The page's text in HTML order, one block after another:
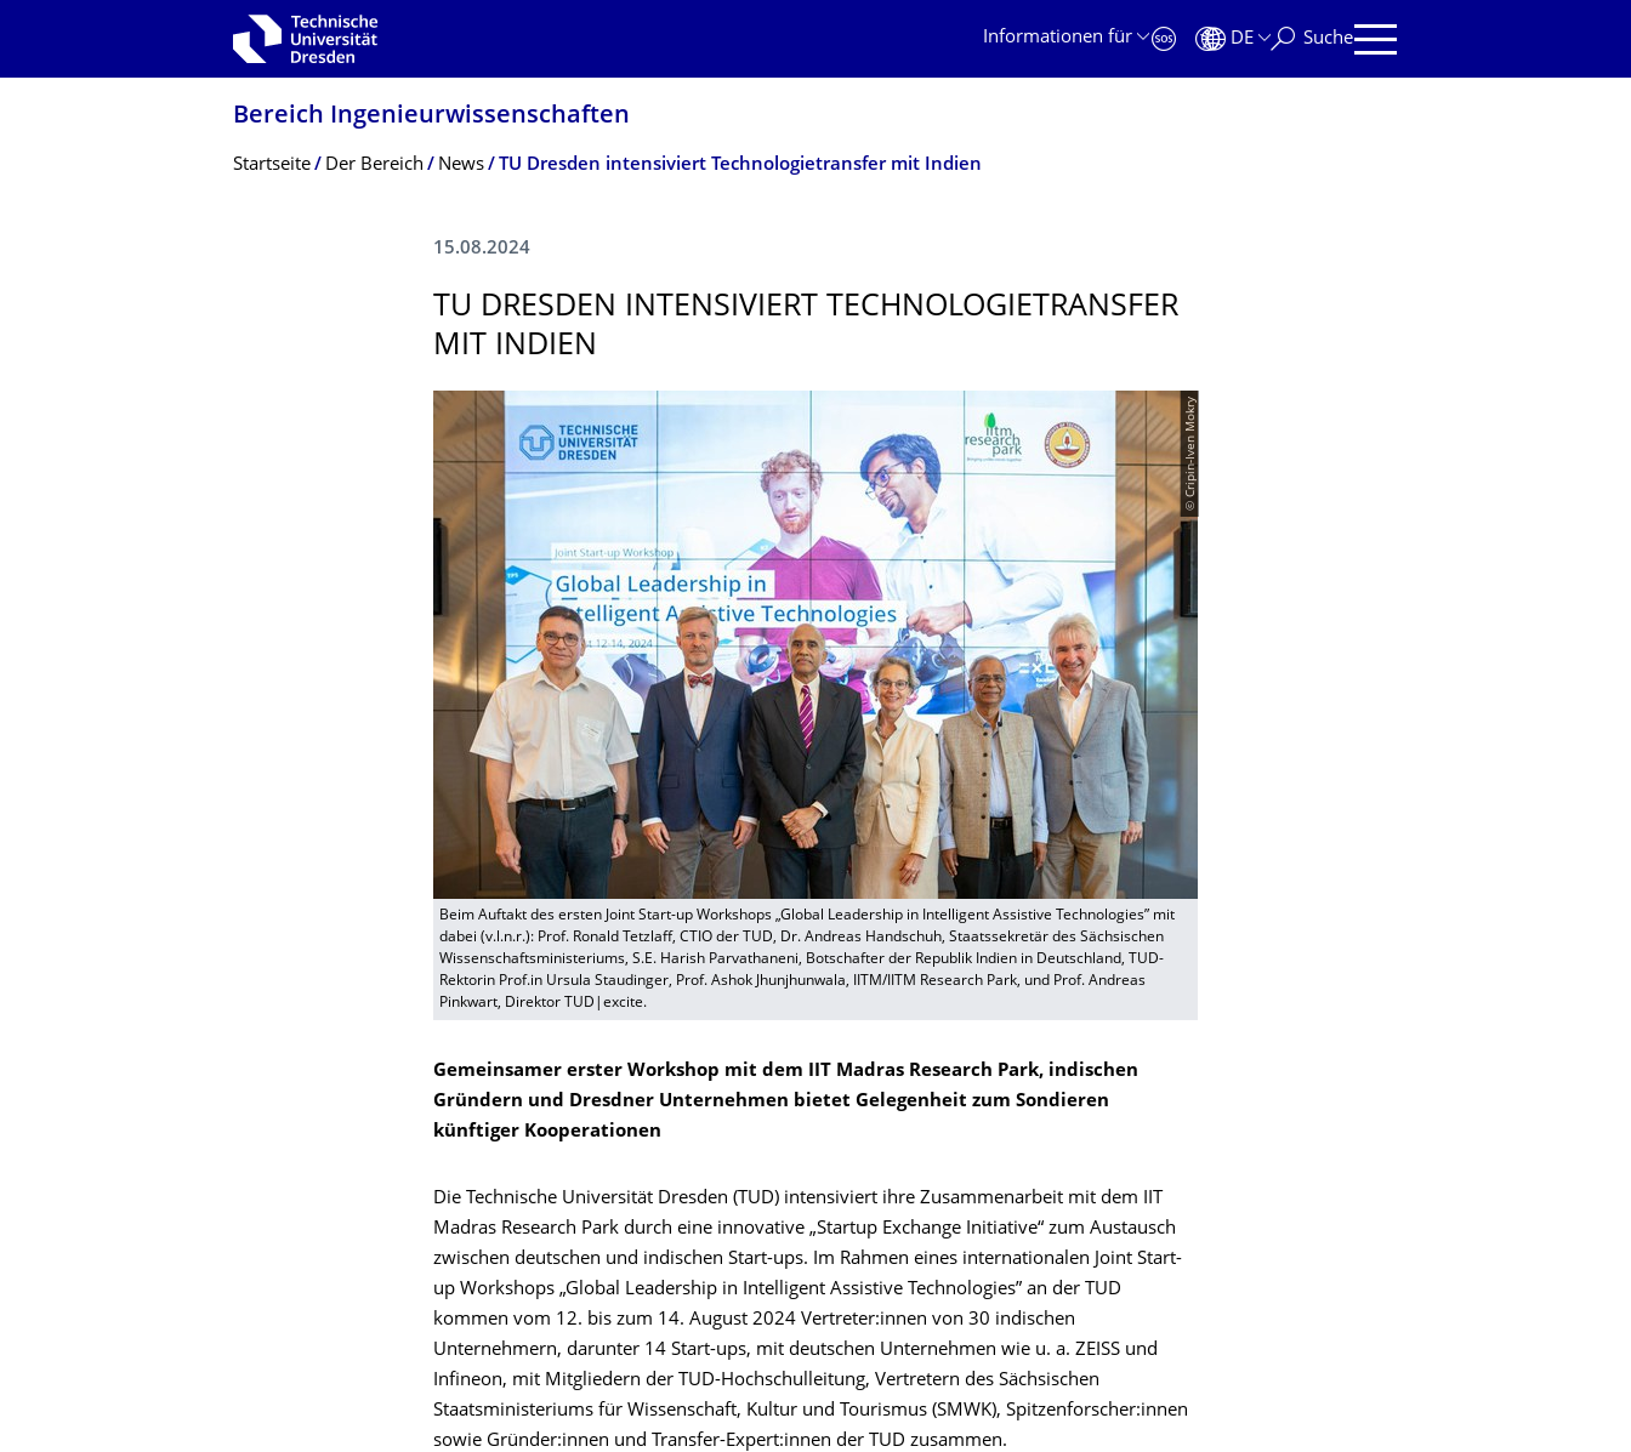
Zur Hauptnavigation springen
Informationen für
DE Suche
Bereich Ingenieur­wissen­schaften
Breadcrumb-Menü
Startseite Der Bereich News TU Dresden intensiviert Technologietransfer mit Indien
15.08.2024
TU DRESDEN INTENSIVIERT TECHNOLOGIE­TRANSFER
MIT INDIEN
© Cripin-Iven Mokry
Beim Auftakt des ersten Joint Start-up Workshops „Global Leadership in Intelligent Assistive Technologies” mit
dabei (v.l.n.r.): Prof. Ronald Tetzlaff, CTIO der TUD, Dr. Andreas Handschuh, Staatssekretär des Sächsischen
Wissenschaftsministeriums, S.E. Harish Parvathaneni, Botschafter der Republik Indien in Deutschland, TUD-
Rektorin Prof.in Ursula Staudinger, Prof. Ashok Jhunjhunwala, IITM/IITM Research Park, und Prof. Andreas
Pinkwart, Direktor TUD|excite.
Gemeinsamer erster Workshop mit dem IIT Madras Research Park, indischen
Gründern und Dresdner Unternehmen bietet Gelegenheit zum Sondieren
künftiger Kooperationen
Die Technische Universität Dresden (TUD) intensiviert ihre Zusammenarbeit mit dem IIT
Madras Research Park durch eine innovative „Startup Exchange Initiative“ zum Austausch
zwischen deutschen und indischen Start-ups. Im Rahmen eines internationalen Joint Start-
up Workshops „Global Leadership in Intelligent Assistive Technologies” an der TUD
kommen vom 12. bis zum 14. August 2024 Vertreter:innen von 30 indischen
Unternehmern, darunter 14 Start-ups, mit deutschen Unternehmen wie u. a. ZEISS und
Infineon, mit Mitgliedern der TUD-Hochschulleitung, Vertretern des Sächsischen
Staatsministeriums für Wissenschaft, Kultur und Tourismus (SMWK), Spitzenforscher:innen
sowie Gründer:innen und Transfer-Expert:innen der TUD zusammen.